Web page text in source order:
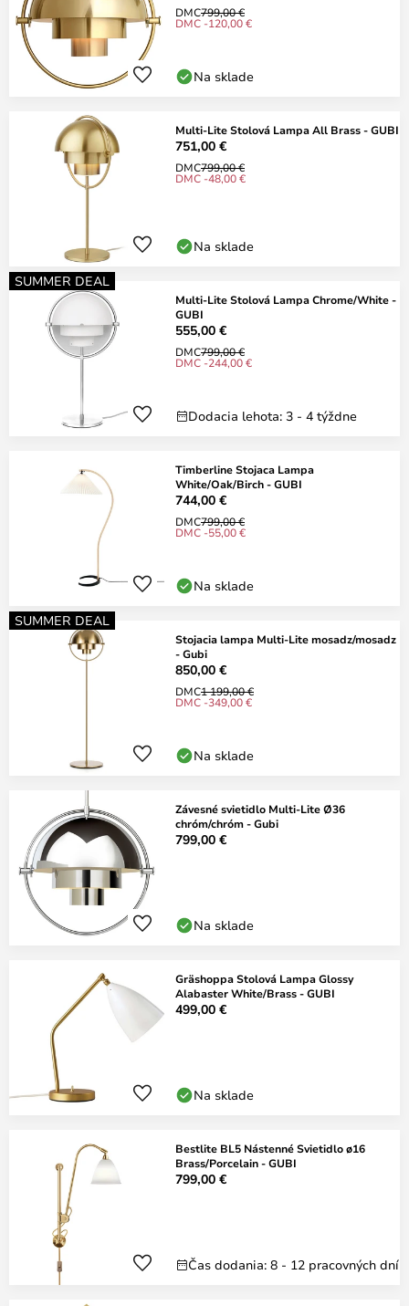
DMC799,00 €
DMC -120,00 €
Na sklade
Multi-Lite Stolová Lampa All Brass - GUBI
751,00 €
DMC799,00 €
DMC -48,00 €
Na sklade
SUMMER DEAL
Multi-Lite Stolová Lampa Chrome/White -
GUBI
555,00 €
DMC799,00 €
DMC -244,00 €
Dodacia lehota: 3 - 4 týždne
Timberline Stojaca Lampa
White/Oak/Birch - GUBI
744,00 €
DMC799,00 €
DMC -55,00 €
Na sklade
SUMMER DEAL
Stojacia lampa Multi-Lite mosadz/mosadz
- Gubi
850,00 €
DMC1 199,00 €
DMC -349,00 €
Na sklade
Závesné svietidlo Multi-Lite Ø36
chróm/chróm - Gubi
799,00 €
Na sklade
Gräshoppa Stolová Lampa Glossy
Alabaster White/Brass - GUBI
499,00 €
Na sklade
Bestlite BL5 Nástenné Svietidlo ø16
Brass/Porcelain - GUBI
799,00 €
Čas dodania: 8 - 12 pracovných dní